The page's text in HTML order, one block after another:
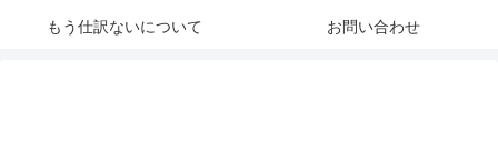
もう仕訳ないについて お問い合わせ